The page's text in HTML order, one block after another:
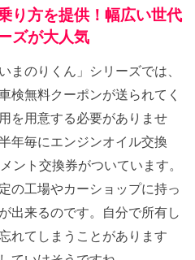
り方を提供！幅広い世代
ズが大人気
まのりくん」シリーズでは、
検無料クーポンが送られてく
を用意する必要がありませ
年毎にエンジンオイル交換
ント交換券がついています。
の工場やカーショップに持っ
出来るのです。自分で所有し
れてしまうことがあります